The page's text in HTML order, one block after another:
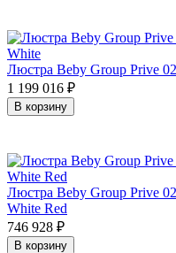
Люстра Beby Group Prive
1 199 016 ₽
В корзину
Люстра Beby Group Prive
White Red
746 928 ₽
В корзину